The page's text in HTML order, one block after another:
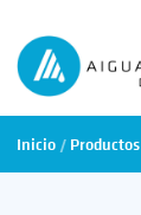
Inicio / Productos